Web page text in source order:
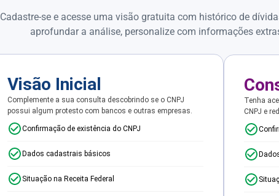
Cadastre-se e acesse uma visão gratuita com histórico de
aprofundar a análise, personalize com informações
Visão Inicial
Complemente a sua consulta descobrindo se o CNPJ
possui algum protesto com bancos e outras empresas.
Confirmação de existência do CNPJ
Dados cadastrais básicos
Situação na Receita Federal
Tenha
CNPJ e